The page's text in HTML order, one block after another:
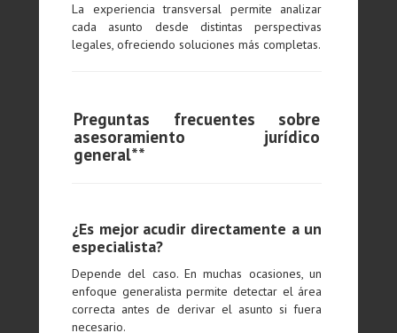
La experiencia transversal permite analizar
cada asunto desde distintas perspectivas
legales, ofreciendo soluciones más completas.
Preguntas frecuentes sobre
asesoramiento jurídico
general**
¿Es mejor acudir directamente a un
especialista?
Depende del caso. En muchas ocasiones, un
enfoque generalista permite detectar el área
correcta antes de derivar el asunto si fuera
necesario.